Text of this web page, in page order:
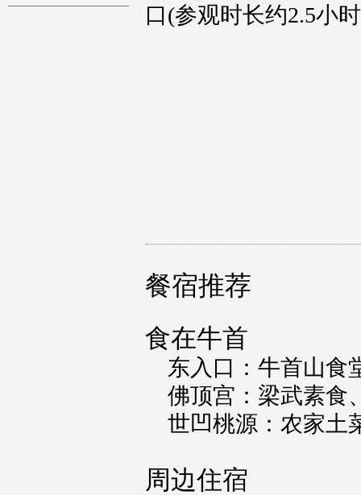
口(参观时长约2.5小
餐宿推荐
食在牛首
东入口： 牛首山食
佛顶宫： 梁武素食
世凹桃源： 农家土
周边住宿